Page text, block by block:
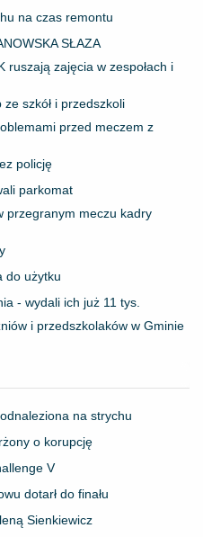
na czas remontu
SŁAZA
ruszają zajęcia w zespołach i
szkół i przedszkoli
przed meczem z
policję
parkomat
przegranym meczu kadry
do użytku
- wydali ich już 11 tys.
i przedszkolaków w Gminie
na strychu
o korupcję
V
dotarł do finału
Sienkiewicz